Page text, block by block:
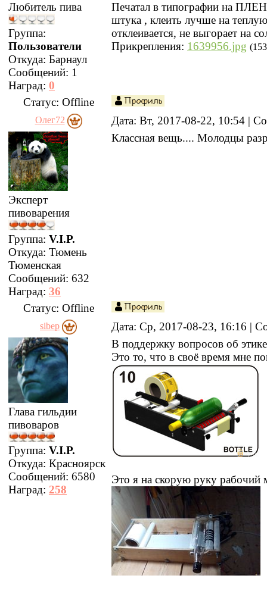
Любитель пива
Группа:
Пользователи
Откуда: Барнаул
Сообщений: 1
Наград: 0
Печатал в типографии на
штука , клеить лучше на
отклеивается, не выгорает на
Прикрепления: 1639956.jpg
Статус: Offline
Олег72 Дата: Вт, 2017-08-22, 10:54 |
Эксперт
пивоварения
Группа: V.I.P.
Откуда: Тюмень
Тюменская
Сообщений: 632
Наград: 36
Классная вещь.... Молодцы
Статус: Offline
sibep Дата: Ср, 2017-08-23, 16:16 |
Глава гильдии
пивоваров
Группа: V.I.P.
Откуда: Красноярск
Сообщений: 6580
Наград: 258
В поддержку вопросов об
Это то, что в своё время мне
Это я на скорую руку рабочий